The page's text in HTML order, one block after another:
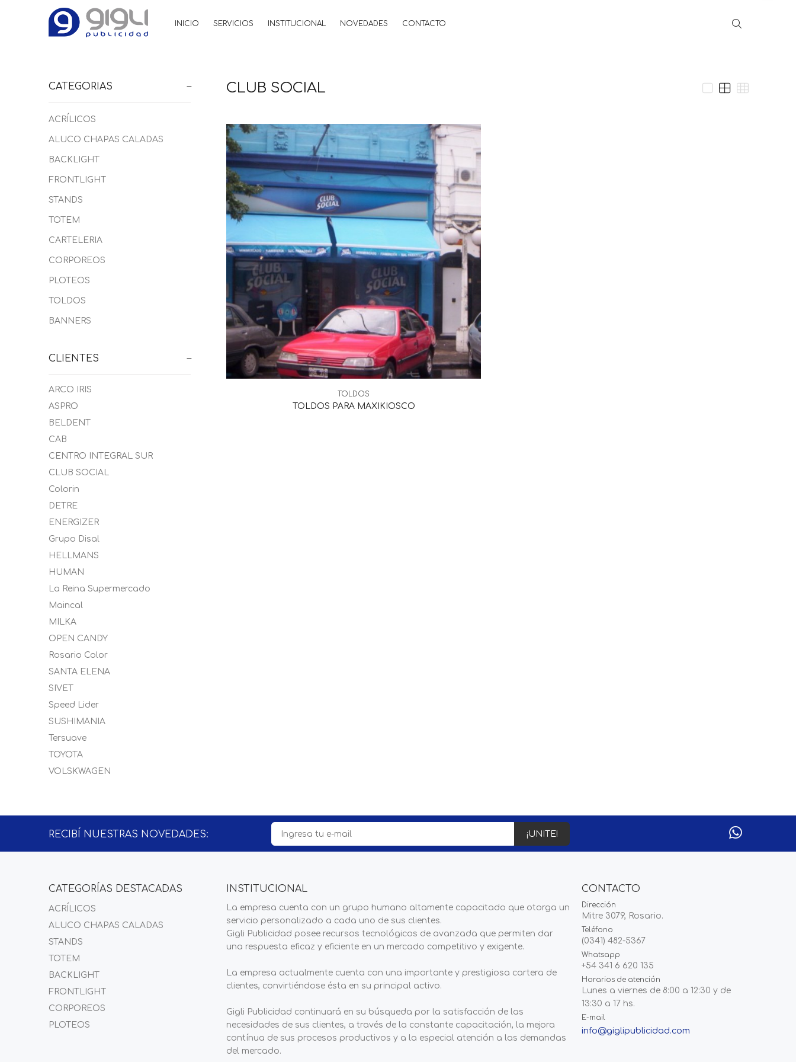
INICIO SERVICIOS INSTITUCIONAL NOVEDADES CONTACTO
CATEGORIAS
ACRÍLICOS
ALUCO CHAPAS CALADAS
BACKLIGHT
FRONTLIGHT
STANDS
TOTEM
CARTELERIA
CORPOREOS
PLOTEOS
TOLDOS
BANNERS
ARCO IRIS
ASPRO
BELDENT
CAB
CENTRO INTEGRAL SUR
CLUB SOCIAL
Colorin
DETRE
ENERGIZER
Grupo Disal
HELLMANS
HUMAN
La Reina Supermercado
Maincal
MILKA
OPEN CANDY
Rosario Color
SANTA ELENA
SIVET
Speed Lider
SUSHIMANIA
Tersuave
TOYOTA
VOLSKWAGEN
CLUB SOCIAL
TOLDOS
TOLDOS PARA MAXIKIOSCO
RECIBÍ NUESTRAS NOVEDADES: ¡UNITE!
CATEGORÍAS DESTACADAS
ACRÍLICOS
ALUCO CHAPAS CALADAS
STANDS
TOTEM
BACKLIGHT
FRONTLIGHT
CORPOREOS
PLOTEOS
INSTITUCIONAL
La empresa cuenta con un grupo humano altamente capacitado que otorga un
servicio personalizado a cada uno de sus clientes.
Gigli Publicidad posee recursos tecnológicos de avanzada que permiten dar
una respuesta eficaz y eficiente en un mercado competitivo y exigente.
La empresa actualmente cuenta con una importante y prestigiosa cartera de
clientes, convirtiéndose ésta en su principal activo.
Gigli Publicidad continuará en su búsqueda por la satisfacción de las
necesidades de sus clientes, a través de la constante capacitación, la mejora
contínua de sus procesos productivos y a la especial atención a las demandas
del mercado.
CONTACTO
Dirección
Mitre 3079, Rosario.
Teléfono
(0341) 482-5367
Whatsapp
+54 341 6 620 135
Horarios de atención
Lunes a viernes de 8:00 a 12:30 y de
13:30 a 17 hs.
E-mail
info@giglipublicidad.com